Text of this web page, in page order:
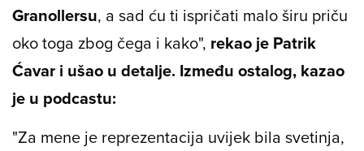
Granollersu, a sad ću ti ispričati malo širu priču
oko toga zbog čega i kako", rekao je Patrik
Ćavar i ušao u detalje. Između ostalog, kazao
je u podcastu:
"Za mene je reprezentacija uvijek bila svetinja,